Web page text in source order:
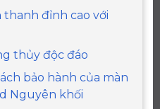
thanh đỉnh cao với
thủy độc đáo
bảo hành của màn
Nguyên khối